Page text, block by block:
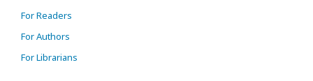
For Readers
For Authors
For Librarians